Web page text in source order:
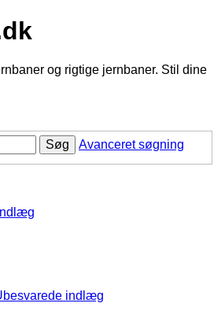
og rigtige jernbaner. Stil dine
Søg Avanceret søgning
indlæg